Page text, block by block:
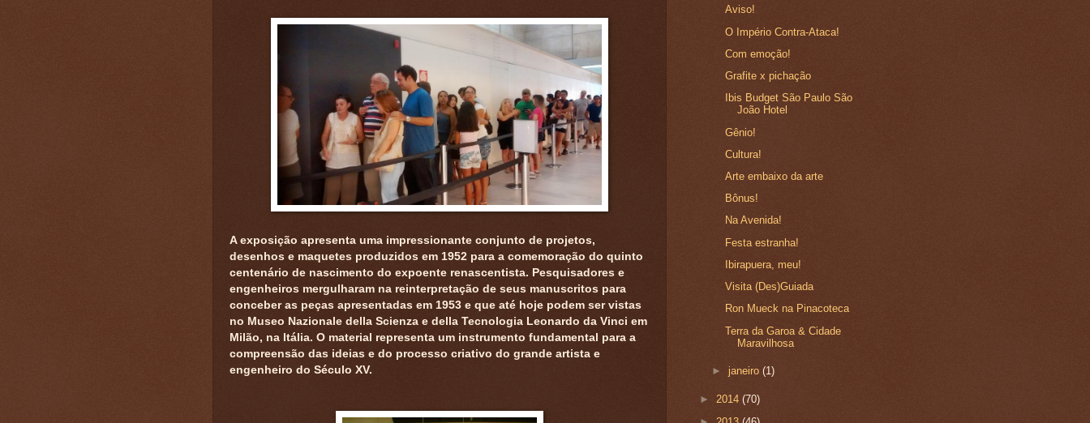
A exposição apresenta uma impressionante conjunto de projetos,
desenhos e maquetes produzidos em 1952 para a comemoração do quinto
centenário de nascimento do expoente renascentista. Pesquisadores e
engenheiros mergulharam na reinterpretação de seus manuscritos para
conceber as peças apresentadas em 1953 e que até hoje podem ser vistas
no Museo Nazionale della Scienza e della Tecnologia Leonardo da Vinci em
Milão, na Itália. O material representa um instrumento fundamental para a
compreensão das ideias e do processo criativo do grande artista e
engenheiro do Século XV.
Aviso!
O Império Contra-Ataca!
Com emoção!
Grafite x pichação
Ibis Budget São Paulo São
João Hotel
Gênio!
Cultura!
Arte embaixo da arte
Bônus!
Na Avenida!
Festa estranha!
Ibirapuera, meu!
Visita (Des)Guiada
Ron Mueck na Pinacoteca
Terra da Garoa & Cidade
Maravilhosa
► janeiro(1)
► 2014 (70)